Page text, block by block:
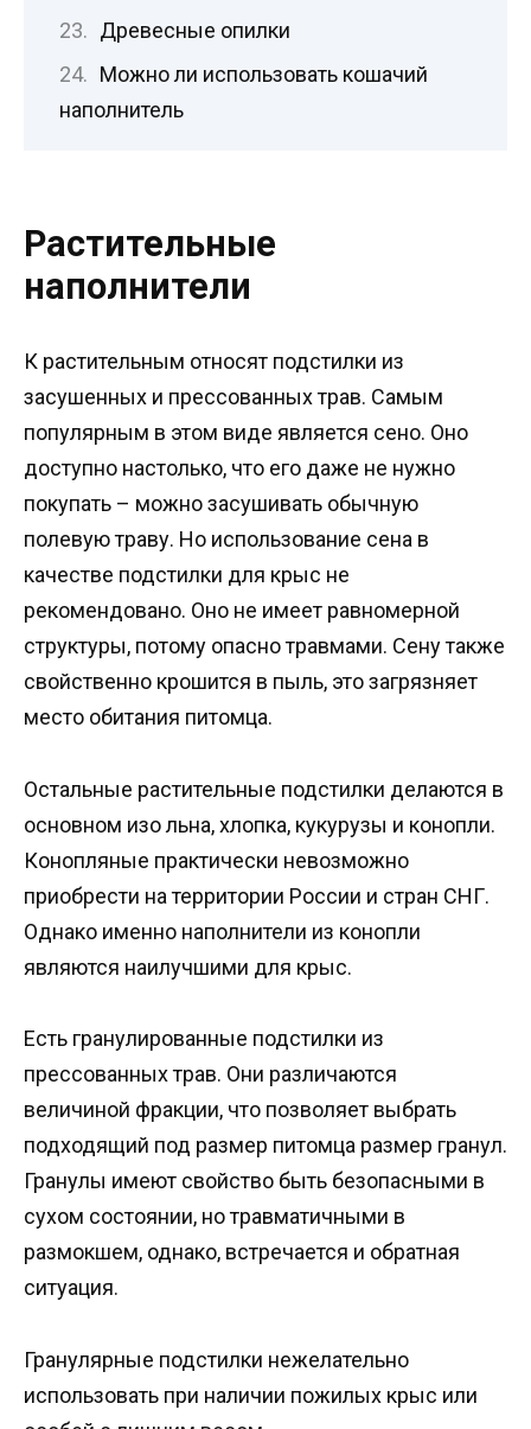
Древесные опилки
Можно ли использовать кошачий
наполнитель
Растительные
наполнители
К растительным относят подстилки из
засушенных и прессованных трав. Самым
популярным в этом виде является сено. Оно
доступно настолько, что его даже не нужно
покупать – можно засушивать обычную
полевую траву. Но использование сена в
качестве подстилки для крыс не
рекомендовано. Оно не имеет равномерной
структуры, потому опасно травмами. Сену также
свойственно крошится в пыль, это загрязняет
место обитания питомца.
Остальные растительные подстилки делаются в
основном изо льна, хлопка, кукурузы и конопли.
Конопляные практически невозможно
приобрести на территории России и стран СНГ.
Однако именно наполнители из конопли
являются наилучшими для крыс.
Есть гранулированные подстилки из
прессованных трав. Они различаются
величиной фракции, что позволяет выбрать
подходящий под размер питомца размер гранул.
Гранулы имеют свойство быть безопасными в
сухом состоянии, но травматичными в
размокшем, однако, встречается и обратная
ситуация.
Гранулярные подстилки нежелательно
использовать при наличии пожилых крыс или